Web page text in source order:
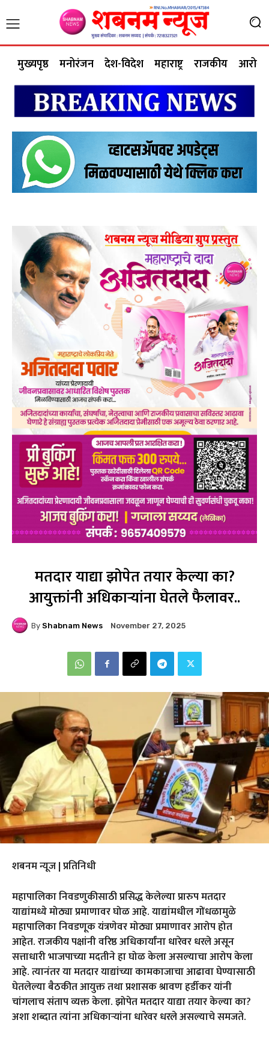
मुख्यपृष्ठ मनोरंजन देश-विदेश महाराष्ट्र राजकीय आरोग्य
मतदार याद्या झोपेत तयार केल्या का?
आयुक्तांनी अधिकाऱ्यांना घेतले फैलावर..
By Shabnam News November 27, 2025
शबनम न्यूज | प्रतिनिधी
महापालिका निवडणुकीसाठी प्रसिद्ध केलेल्या प्रारुप मतदार
याद्यांमध्ये मोठ्या प्रमाणावर घोळ आहे. याद्यांमधील गोंधळामुळे
महापालिका निवडणूक यंत्रणेवर मोठ्या प्रमाणावर आरोप होत
आहेत. राजकीय पक्षांनी वरिष्ठ अधिकार्यांना धारेवर धरले असून
सत्ताधारी भाजपाच्या मदतीने हा घोळ केला असल्याचा आरोप केला
आहे. त्यानंतर या मतदार याद्यांच्या कामकाजाचा आढावा घेण्यासाठी
घेतलेल्या बैठकीत आयुक्त तथा प्रशासक श्रावण हर्डीकर यांनी
चांगलाच संताप व्यक्त केला. झोपेत मतदार याद्या तयार केल्या का?
अशा शब्दात त्यांना अधिकाऱ्यांना धारेवर धरले असल्याचे समजते.